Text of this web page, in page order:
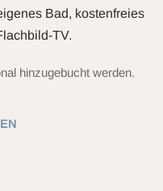
Bad, kostenfreies
TV.
hinzugebucht werden.